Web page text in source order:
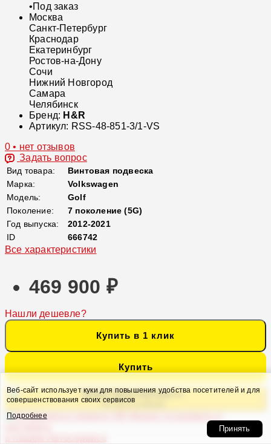
•Под заказ
Москва
Санкт-Петербург
Краснодар
Екатеринбург
Ростов-на-Дону
Сочи
Нижний Новгород
Самара
Челябинск
Бренд: H&R
Артикул: RSS-48-851-3/1-VS
0 • нет отзывов
Задать вопрос
Вид товара:
Винтовая подвеска
Марка:
Volkswagen
Модель:
Golf
Поколение:
7 поколение (5G)
Год выпуска:
2012-2021
ID
666742
Все характеристики
469 900 ₽
Нашли дешевле?
Купить в 1 клик
Купить
Кредит банка партнера от
24 732 ₽ в месяц
Веб-сайт использует куки для повышения удобства посетителей и для
совершенствования своих сервисов
Подробнее
Принять